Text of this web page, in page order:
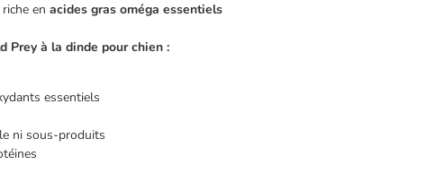
en acides gras oméga essentiels
Prey à la dinde pour chien :
essentiels
ni sous-produits